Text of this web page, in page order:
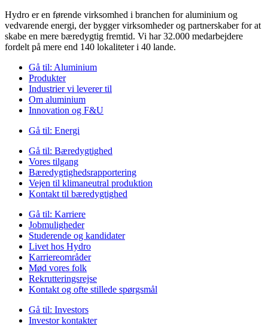
Hydro er en førende virksomhed i branchen for aluminium og
vedvarende energi, der bygger virksomheder og partnerskaber for at
skabe en mere bæredygtig fremtid. Vi har 32.000 medarbejdere
fordelt på mere end 140 lokaliteter i 40 lande.
Gå til: Aluminium
Produkter
Industrier vi leverer til
Om aluminium
Innovation og F&U
Gå til: Energi
Gå til: Bæredygtighed
Vores tilgang
Bæredygtighedsrapportering
Vejen til klimaneutral produktion
Kontakt til bæredygtighed
Gå til: Karriere
Jobmuligheder
Studerende og kandidater
Livet hos Hydro
Karriereområder
Mød vores folk
Rekrutteringsrejse
Kontakt og ofte stillede spørgsmål
Gå til: Investors
Investor kontakter